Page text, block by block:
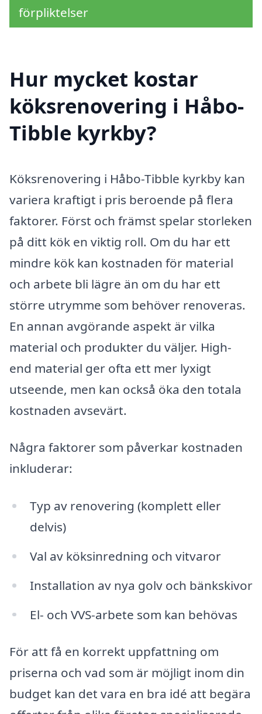
förpliktelser
Hur mycket kostar
köksrenovering i Håbo-
Tibble kyrkby?
Köksrenovering i Håbo-Tibble kyrkby kan
variera kraftigt i pris beroende på flera
faktorer. Först och främst spelar storleken
på ditt kök en viktig roll. Om du har ett
mindre kök kan kostnaden för material
och arbete bli lägre än om du har ett
större utrymme som behöver renoveras.
En annan avgörande aspekt är vilka
material och produkter du väljer. High-
end material ger ofta ett mer lyxigt
utseende, men kan också öka den totala
kostnaden avsevärt.
Några faktorer som påverkar kostnaden
inkluderar:
Typ av renovering (komplett eller
delvis)
Val av köksinredning och vitvaror
Installation av nya golv och bänkskivor
El- och VVS-arbete som kan behövas
För att få en korrekt uppfattning om
priserna och vad som är möjligt inom din
budget kan det vara en bra idé att begära